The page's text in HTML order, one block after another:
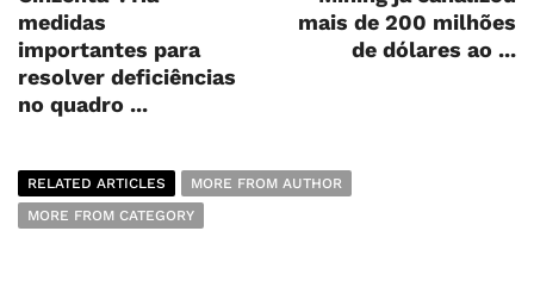
medidas
importantes para
resolver deficiências
no quadro ...
mais de 200 milhões
de dólares ao ...
RELATED ARTICLES
MORE FROM AUTHOR
MORE FROM CATEGORY